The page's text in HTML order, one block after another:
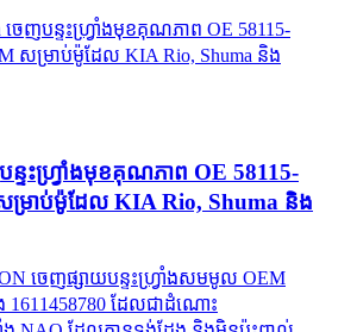
ទះ​ហ្វ្រាំង​មុខ​គុណភាព OE 58115-
រាប់​ម៉ូដែល KIA Rio, Shuma និង